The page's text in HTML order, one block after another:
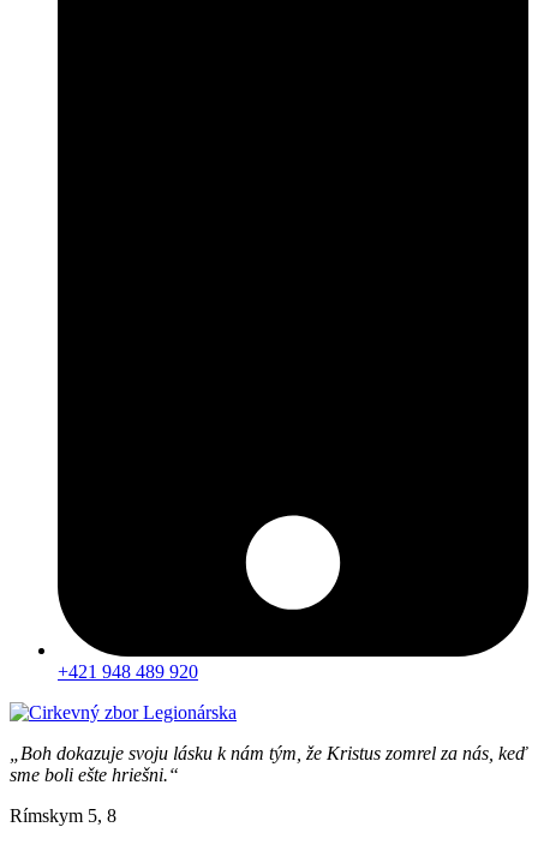
+421 948 489 920
„Boh dokazuje svoju lásku k nám tým, že Kristus zomrel za nás, keď
sme boli ešte hriešni.“
Rímskym 5, 8